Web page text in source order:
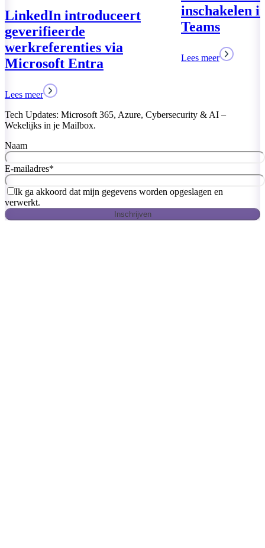
inschakelen in Microsoft
Teams
Lees meer
Tech Updates: Microsoft 365, Azure, Cybersecurity & AI –
Wekelijks in je Mailbox.
Naam
E-mailadres*
Ik ga akkoord dat mijn gegevens worden opgeslagen en
verwerkt.
Inschrijven